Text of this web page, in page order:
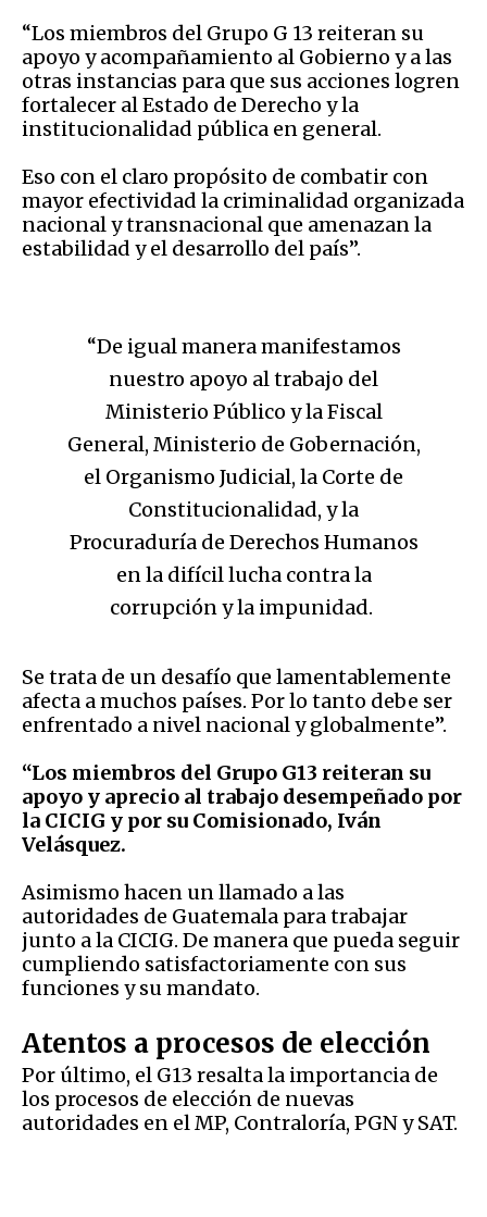
“Los miembros del Grupo G 13 reiteran su
apoyo y acompañamiento al Gobierno y a las
otras instancias para que sus acciones logren
fortalecer al Estado de Derecho y la
institucionalidad pública en general.
Eso con el claro propósito de combatir con
mayor efectividad la criminalidad organizada
nacional y transnacional que amenazan la
estabilidad y el desarrollo del país”.
“De igual manera manifestamos
nuestro apoyo al trabajo del
Ministerio Público y la Fiscal
General, Ministerio de Gobernación,
el Organismo Judicial, la Corte de
Constitucionalidad, y la
Procuraduría de Derechos Humanos
en la difícil lucha contra la
corrupción y la impunidad.
Se trata de un desafío que lamentablemente
afecta a muchos países. Por lo tanto debe ser
enfrentado a nivel nacional y globalmente”.
“Los miembros del Grupo G13 reiteran su
apoyo y aprecio al trabajo desempeñado por
la CICIG y por su Comisionado, Iván
Velásquez.
Asimismo hacen un llamado a las
autoridades de Guatemala para trabajar
junto a la CICIG. De manera que pueda seguir
cumpliendo satisfactoriamente con sus
funciones y su mandato.
Atentos a procesos de elección
Por último, el G13 resalta la importancia de
los procesos de elección de nuevas
autoridades en el MP, Contraloría, PGN y SAT.